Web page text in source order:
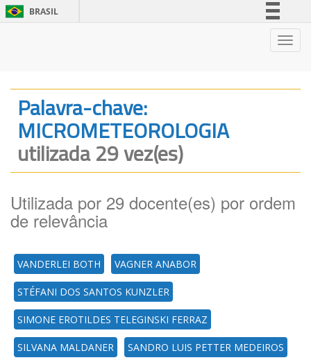
BRASIL
Canais
Palavra-chave:
MICROMETEOROLOGIA
utilizada 29 vez(es)
Utilizada por 29 docente(es) por ordem
de relevância
VANDERLEI BOTH VAGNER ANABOR
STÉFANI DOS SANTOS KUNZLER
SIMONE EROTILDES TELEGINSKI FERRAZ
SILVANA MALDANER SANDRO LUIS PETTER MEDEIROS